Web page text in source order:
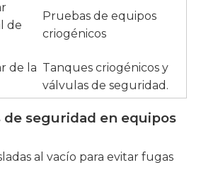
de
Pruebas de equipos
criogénicos
de la Tanques criogénicos y
válvulas de seguridad.
de seguridad en equipos
al vacío para evitar fugas